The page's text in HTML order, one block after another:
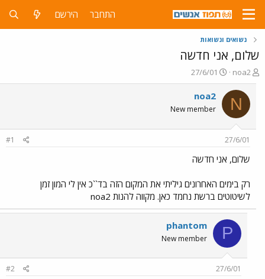
התחבר הירשם
נשואים ונשואות
שלום, אני חדשה
פ
ו
ת
ח
ה
ש
א
noa2
פ
ו
ר
ם
ר
27/6/01
N
noa2
New member
27/6/01
#1
שלום, אני חדשה
רק בימים האחרונים גיליתי את המקום הזה בד``כ אין לי המון זמן
לשיטוטים ברשת נחמד כאן. מקווה להנות noa2
P
phantom
New member
27/6/01
#2